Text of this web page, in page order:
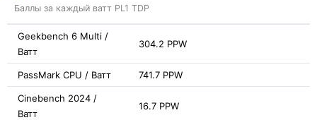
Баллы за каждый ватт PL1 TDP
Geekbench 6 Multi /
Ватт
304.2 PPW
PassMark CPU / Ватт 741.7 PPW
Cinebench 2024 /
Ватт
16.7 PPW